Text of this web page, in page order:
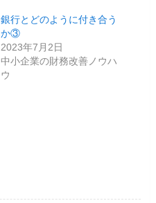
銀行とどのように付き合う
か③
2023年7月2日
中小企業の財務改善ノウハ
ウ